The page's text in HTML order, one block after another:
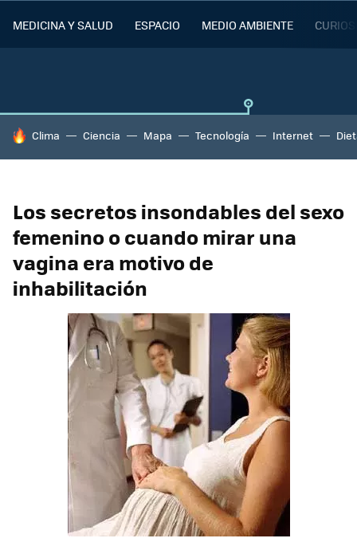
MEDICINA Y SALUD ESPACIO MEDIO AMBIENTE
HOY SE HABLA DE
Clima Ciencia Mapa Tecnología Internet
Los secretos insondables del sexo
femenino o cuando mirar una
vagina era motivo de
inhabilitación